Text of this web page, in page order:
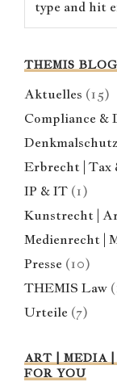
THEMIS
Aktuelles (15)
Compliance &
Denkmalschutz
Erbrecht | Tax
IP & IT (1)
Kunstrecht |
Medienrecht |
Presse (10)
THEMIS Law
Urteile (7)
ART | MEDIA
FOR YOU